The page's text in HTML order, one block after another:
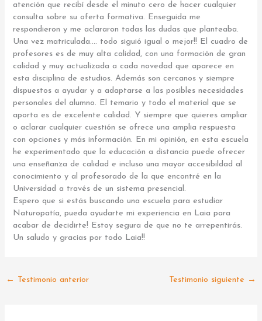
atención que recibí desde el minuto cero de hacer cualquier
consulta sobre su oferta formativa. Enseguida me
respondieron y me aclararon todas las dudas que planteaba.
Una vez matriculada…. todo siguió igual o mejor!! El cuadro de
profesores es de muy alta calidad, con una formación de gran
calidad y muy actualizada a cada novedad que aparece en
esta disciplina de estudios. Además son cercanos y siempre
dispuestos a ayudar y a adaptarse a las posibles necesidades
personales del alumno. El temario y todo el material que se
aporta es de excelente calidad. Y siempre que quieres ampliar
o aclarar cualquier cuestión se ofrece una amplia respuesta
con opciones y más información. En mi opinión, en esta escuela
he experimentado que la educación a distancia puede ofrecer
una enseñanza de calidad e incluso una mayor accesibildad al
conocimiento y al profesorado de la que encontré en la
Universidad a través de un sistema presencial.
Espero que si estás buscando una escuela para estudiar
Naturopatía, pueda ayudarte mi experiencia en Laia para
acabar de decidirte! Estoy segura de que no te arrepentirás.
Un saludo y gracias por todo Laia!!
← Testimonio anterior Testimonio siguiente →